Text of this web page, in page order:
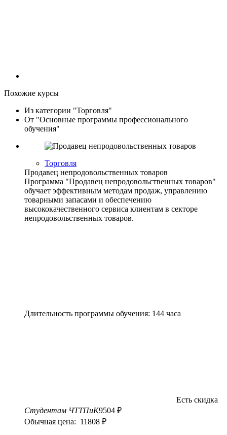
Похожие курсы
Из категории "Торговля"
От "Основные программы профессионального
обучения"
Торговля
Продавец непродовольственных товаров
Программа "Продавец непродовольственных товаров"
обучает эффективным методам продаж, управлению
товарными запасами и обеспечению
высококачественного сервиса клиентам в секторе
непродовольственных товаров.
Длительность программы обучения: 144 часа
Есть скидка
Студентам ЧТТПиК9504 ₽
Обычная цена: 11808 ₽